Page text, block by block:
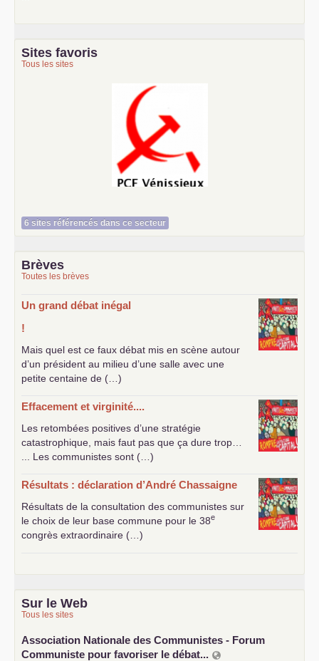
Sites favoris
Tous les sites
Le Vénissian
6 sites référencés dans ce secteur
Brèves
Toutes les brèves
Un grand débat inégal
!
Mais quel est ce faux débat mis en scène autour
d’un président au milieu d’une salle avec une
petite centaine de (…)
Effacement et virginité....
Les retombées positives d’une stratégie
catastrophique, mais faut pas que ça dure trop…
... Les communistes sont (…)
Résultats : déclaration d’André Chassaigne
Résultats de la consultation des communistes sur
le choix de leur base commune pour le 38e
congrès extraordinaire (…)
Sur le Web
Tous les sites
Association Nationale des Communistes - Forum
Communiste pour favoriser le débat...